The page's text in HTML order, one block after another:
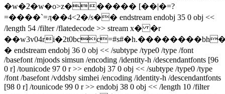
�w�2�w�o>z������ [��|�=?
=����`=ӆ��4<2�/s�� endstream endobj 35 0 obj <<
/length 54 /filter /flatedecode >> stream x� �r
� endstream endobj 36 0 obj << /subtype /type0 /type /font
/basefont /mjoods simsun /encoding /identity-h /descendantfonts [96
0 r] /tounicode 97 0 r >> endobj 37 0 obj << /subtype /type0 /type
/font /basefont /vddsby simhei /encoding /identity-h /descendantfonts
[98 0 r] /tounicode 99 0 r >> endobj 38 0 obj << /length 10 /filter